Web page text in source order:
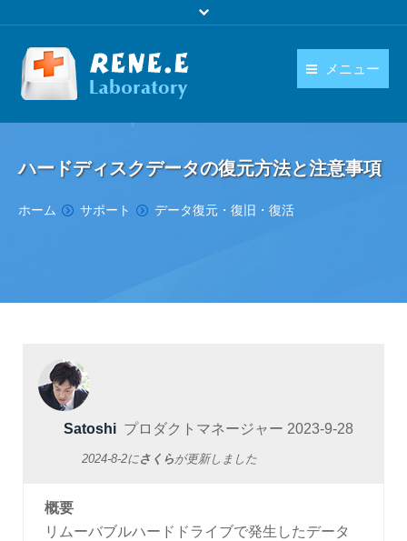
メニュー
ダウンロード
購入
日本語
language
ハードディスクデータの復元方法と注意事項
You are here:
ホーム サポート データ復元・復旧・復活
Satoshi プロダクトマネージャー 2023-9-28
2024-8-2にさくらが更新しました
概要
リムーバブルハードドライブで発生したデータ